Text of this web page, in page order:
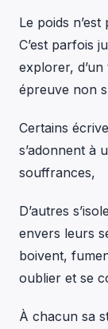
Le poids
C’est parfois
explorer,
épreuve non
Certains
s’adonnent à
souffrances,
D’autres
envers leurs
boivent,
oublier et se
À chacun sa